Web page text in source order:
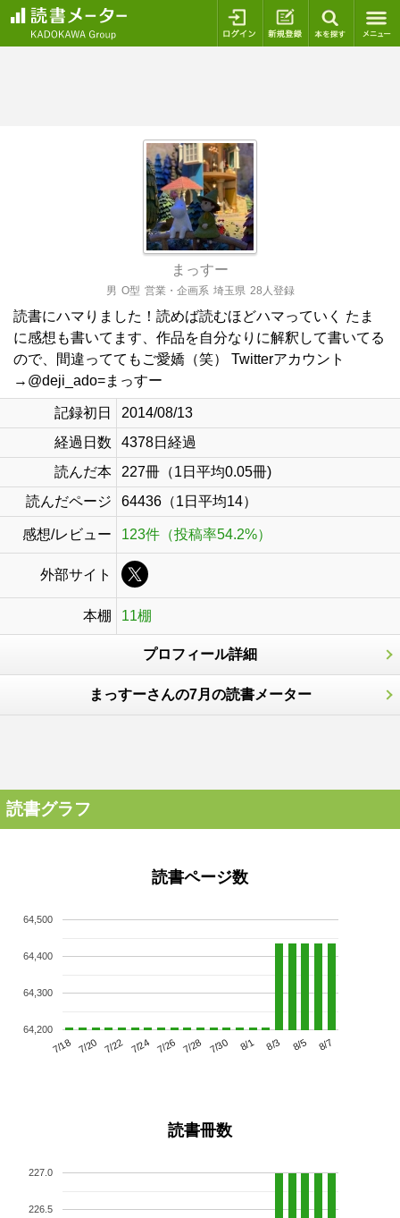
ログイン 新規登録
まっすー
男 O型 営業・企画系 埼玉県 28人登録
読書にハマりました！読めば読むほどハマっていく たま
に感想も書いてます、作品を自分なりに解釈して書いてる
ので、間違っててもご愛嬌（笑） Twitterアカウント
→@deji_ado=まっすー
記録初日
2014/08/13
経過日数
4378日経過
読んだ本
227冊（1日平均0.05冊)
読んだページ
64436（1日平均14）
感想/レビュー 123件（投稿率54.2%）
外部サイト
本棚 11棚
プロフィール詳細
まっすーさんの7月の読書メーター
読書グラフ
読書ページ数
7/18 7/20 7/22 7/24 7/26 7/28 7/30 8/1 8/3 8/5 8/7
64,200
64,300
64,400
64,500
読書冊数
226.5
227.0